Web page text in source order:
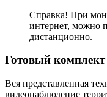
Справка! При
интернет, можно
дистанционно.
Готовый
Вся представленная
видеонаблюдение